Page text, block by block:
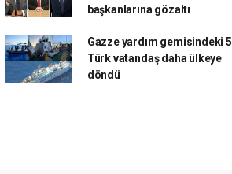
başkanlarına gözaltı
Gazze yardım gemisindeki 5
Türk vatandaş daha ülkeye
döndü